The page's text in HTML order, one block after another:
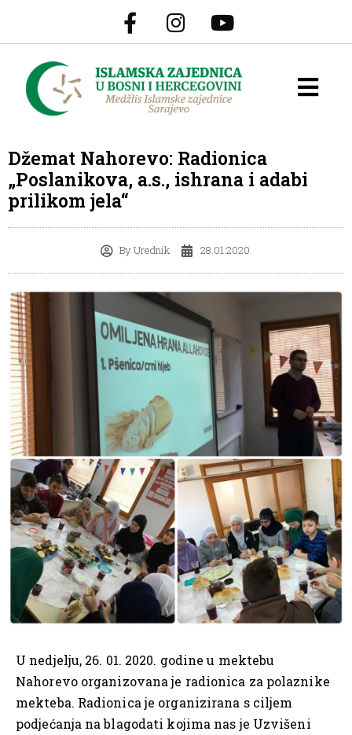
Džemat Nahorevo: Radionica
„Poslanikova, a.s., ishrana i adabi
prilikom jela“
ByUrednik 28.01.2020.
U nedjelju, 26. 01. 2020. godine u mektebu
Nahorevo organizovana je radionica za polaznike
mekteba. Radionica je organizirana s ciljem
podjećanja na blagodati kojima nas je Uzvišeni